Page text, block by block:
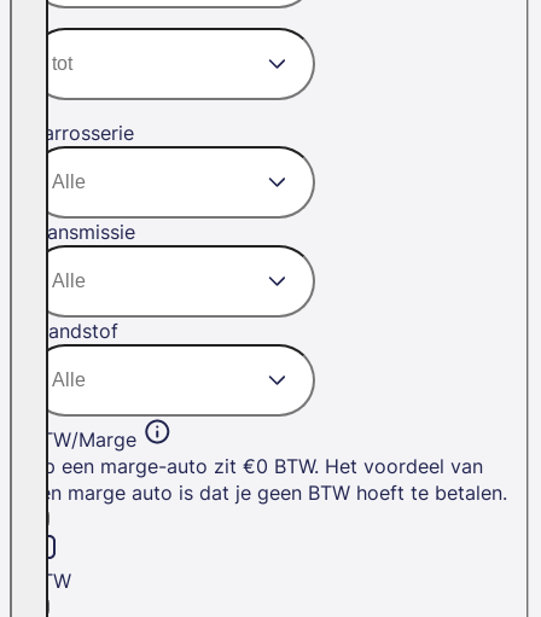
Carrosserie
Transmissie
Brandstof
BTW/Marge
Op een marge-auto zit €0 BTW. Het voordeel van
een marge auto is dat je geen BTW hoeft te betalen.
BTW